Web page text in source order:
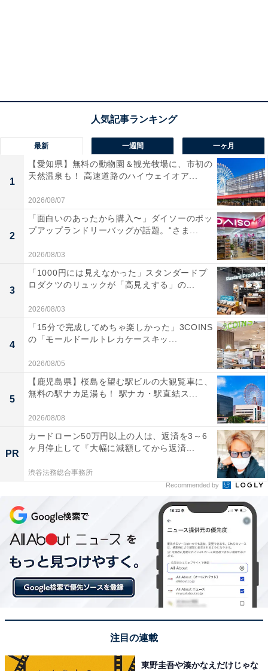
最新 一週間 一ヶ月
1
【愛知県】無料の動物園＆観光牧場に、市初の
天然温泉も！ 高速道路のハイウェイオア...
2026/08/07
2
「面白いのあったから購入〜」ダイソーのポッ
プアップランドリーバッグが話題。“さま...
2026/08/03
3
「1000円には見えなかった」スタンダードプ
ロダクツのリュックが「高見えする」の...
2026/08/03
4
「15分で完成してめちゃ楽しかった」3COINS
の「モールドールトレカケースキッ...
2026/08/05
5
【鹿児島県】桜島を望む駅ビルの大観覧車に、
無料の駅ナカ足湯も！ 駅ナカ・駅直結ス...
2026/08/08
PR
カードローン50万円以上の人は、返済を3～6
ヶ月停止して『大幅に減額してから返済...
渋谷法務総合事務所
Recommended by
注目の連載
東野圭吾や湊かなえだけじゃな